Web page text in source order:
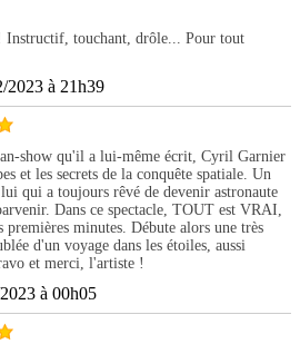
Instructif, touchant, drôle... Pour tout
2023 à 21h39
show qu'il a lui-même écrit, Cyril Garnier
et les secrets de la conquête spatiale. Un
qui a toujours rêvé de devenir astronaute
Dans ce spectacle, TOUT est VRAI,
minutes. Débute alors une très
d'un voyage dans les étoiles, aussi
et merci, l'artiste !
à 00h05